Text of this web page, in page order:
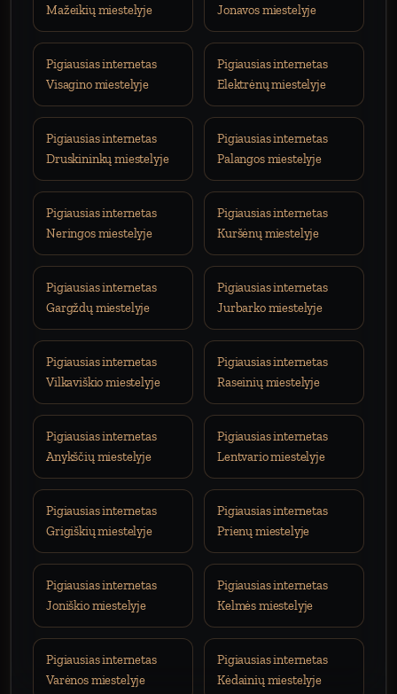
Mažeikių miestelyje
Jonavos miestelyje
Pigiausias internetas
Visagino miestelyje
Pigiausias internetas
Elektrėnų miestelyje
Pigiausias internetas
Druskininkų miestelyje
Pigiausias internetas
Palangos miestelyje
Pigiausias internetas
Neringos miestelyje
Pigiausias internetas
Kuršėnų miestelyje
Pigiausias internetas
Gargždų miestelyje
Pigiausias internetas
Jurbarko miestelyje
Pigiausias internetas
Vilkaviškio miestelyje
Pigiausias internetas
Raseinių miestelyje
Pigiausias internetas
Anykščių miestelyje
Pigiausias internetas
Lentvario miestelyje
Pigiausias internetas
Grigiškių miestelyje
Pigiausias internetas
Prienų miestelyje
Pigiausias internetas
Joniškio miestelyje
Pigiausias internetas
Kelmės miestelyje
Pigiausias internetas
Varėnos miestelyje
Pigiausias internetas
Kėdainių miestelyje